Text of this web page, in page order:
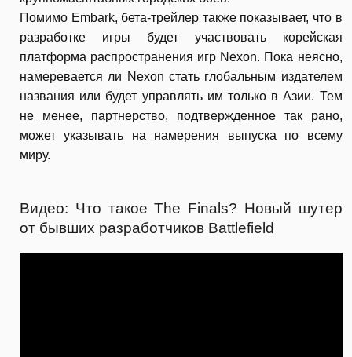
Помимо Embark, бета-трейлер также показывает, что в
разработке игры будет участвовать корейская
платформа распространения игр Nexon. Пока неясно,
намеревается ли Nexon стать глобальным издателем
названия или будет управлять им только в Азии. Тем
не менее, партнерство, подтвержденное так рано,
может указывать на намерения выпуска по всему
миру.
Видео: Что такое The Finals? Новый шутер
от бывших разработчиков Battlefield